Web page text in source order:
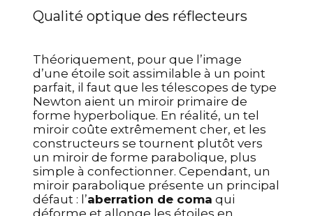
Qualité optique des réflecteurs
Théoriquement, pour que l’image
d’une étoile soit assimilable à un point
parfait, il faut que les télescopes de type
Newton aient un miroir primaire de
forme hyperbolique. En réalité, un tel
miroir coûte extrêmement cher, et les
constructeurs se tournent plutôt vers
un miroir de forme parabolique, plus
simple à confectionner. Cependant, un
miroir parabolique présente un principal
défaut : l’aberration de coma qui
déforme et allonge les étoiles en
Unable to load recommendations.